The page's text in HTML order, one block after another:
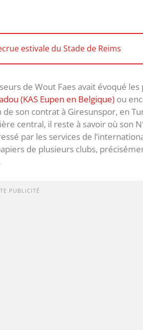
estivale du Stade de Reims
de Wout Faes avait évoqué les
(KAS Eupen en Belgique) ou
son contrat à Giresunspor, en
central, il reste à savoir où son
par les services de
de plusieurs clubs,
PUBLICITÉ